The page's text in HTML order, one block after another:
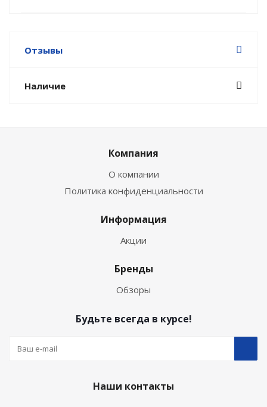
Отзывы
Наличие
Компания
О компании
Политика конфиденциальности
Информация
Акции
Бренды
Обзоры
Будьте всегда в курсе!
Наши контакты